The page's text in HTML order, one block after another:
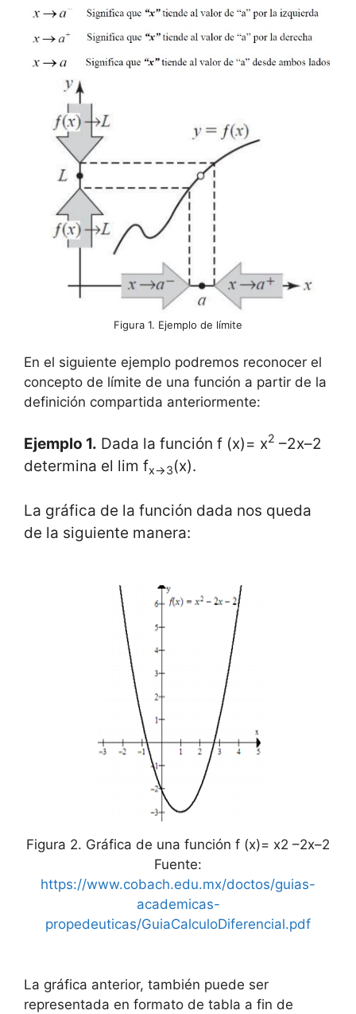
Figura 1. Ejemplo de límite
En el siguiente ejemplo podremos reconocer el
concepto de límite de una función a partir de la
definición compartida anteriormente:
Ejemplo 1. Dada la función f (x)= x2 –2x–2
determina el lim fx→3(x).
La gráfica de la función dada nos queda
de la siguiente manera:
Figura 2. Gráfica de una función f (x)= x2 –2x–2
Fuente:
https://www.cobach.edu.mx/doctos/guias-
academicas-
propedeuticas/GuiaCalculoDiferencial.pdf
La gráfica anterior, también puede ser
representada en formato de tabla a fin de